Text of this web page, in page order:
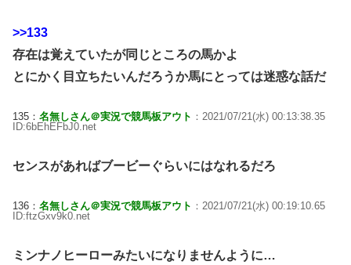
>>133
存在は覚えていたが同じところの馬かよ
とにかく目立ちたいんだろうか馬にとっては迷惑な話だ
135： 名無しさん＠実況で競馬板アウト ：2021/07/21(水) 00:13:38.35
ID:6bEhEFbJ0.net
センスがあればブービーぐらいにはなれるだろ
136： 名無しさん＠実況で競馬板アウト ：2021/07/21(水) 00:19:10.65
ID:ftzGxv9k0.net
ミンナノヒーローみたいになりませんように…